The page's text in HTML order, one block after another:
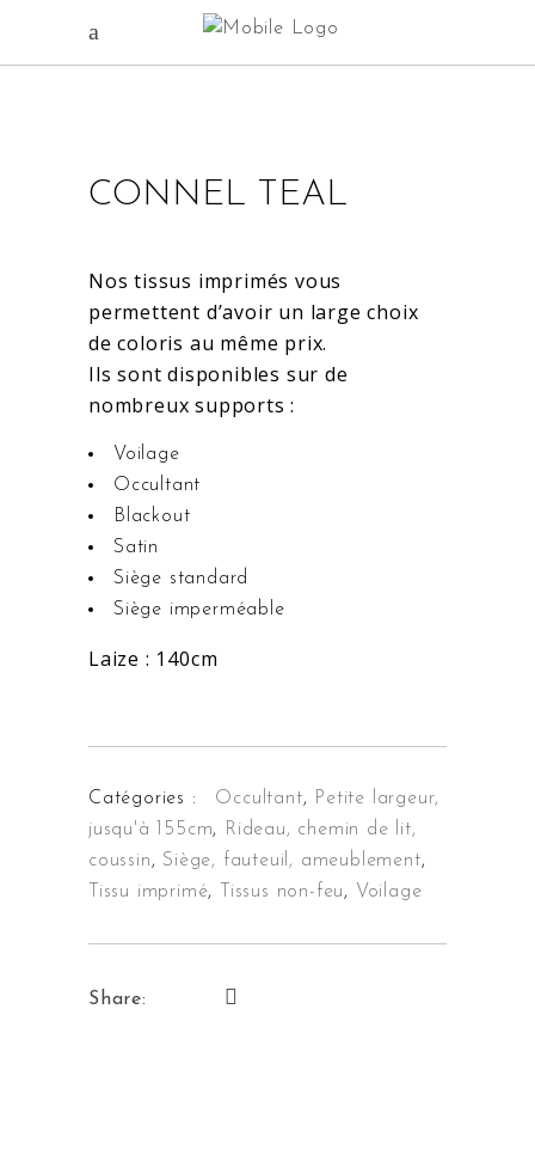
CONNEL TEAL
Nos tissus imprimés vous
permettent d’avoir un large choix
de coloris au même prix.
Ils sont disponibles sur de
nombreux supports :
Voilage
Occultant
Blackout
Satin
Siège standard
Siège imperméable
Laize : 140cm
Catégories : Occultant,
Petite largeur,
jusqu'à 155cm,
Rideau, chemin de lit,
coussin,Siège, fauteuil, ameublement,
Tissu imprimé, Tissus non-feu, Voilage
Share: